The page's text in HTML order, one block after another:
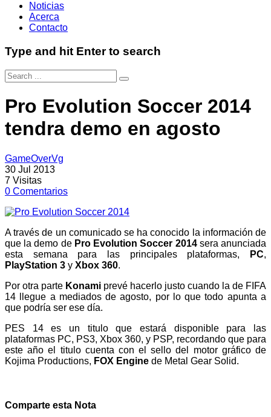
Noticias
Acerca
Contacto
Type and hit Enter to search
Pro Evolution Soccer 2014
tendra demo en agosto
GameOverVg
30 Jul 2013
7 Visitas
0 Comentarios
A través de un comunicado se ha conocido la información de
que la demo de Pro Evolution Soccer 2014sera anunciada
esta semana para las principales plataformas,
PC,
PlayStation 3 y Xbox 360.
Por otra parte Konami prevé hacerlo justo cuando la de FIFA
14 llegue a mediados de agosto, por lo que todo apunta a
que podría ser ese día.
PES 14 es un titulo que estará disponible para las
plataformas PC, PS3, Xbox 360, y PSP, recordando que para
este año el titulo cuenta con el sello del motor gráfico de
Kojima Productions, FOX Engine de Metal Gear Solid.
Comparte esta Nota